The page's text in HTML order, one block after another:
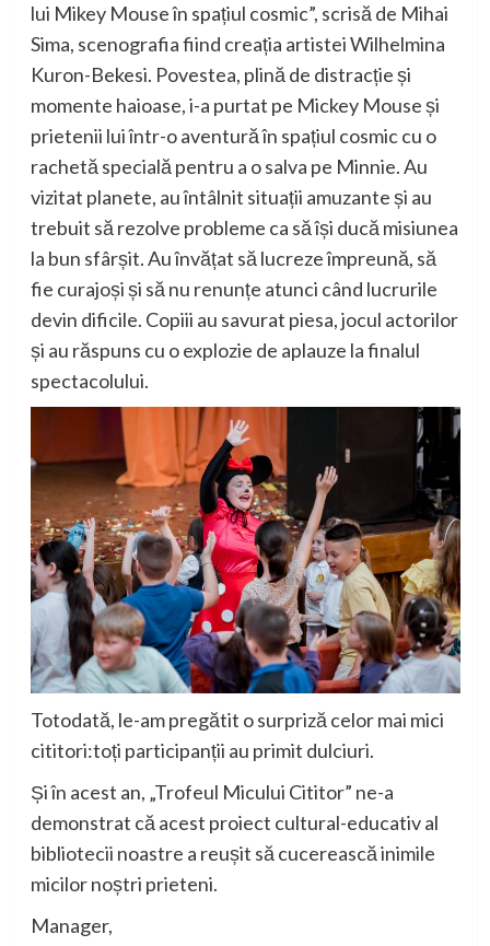
lui Mikey Mouse în spațiul cosmic”, scrisă de Mihai
Sima, scenografia fiind creația artistei Wilhelmina
Kuron-Bekesi. Povestea, plină de distracție și
momente haioase, i-a purtat pe Mickey Mouse și
prietenii lui într-o aventură în spațiul cosmic cu o
rachetă specială pentru a o salva pe Minnie. Au
vizitat planete, au întâlnit situații amuzante și au
trebuit să rezolve probleme ca să își ducă misiunea
la bun sfârșit. Au învățat să lucreze împreună, să
fie curajoși și să nu renunțe atunci când lucrurile
devin dificile. Copiii au savurat piesa, jocul actorilor
și au răspuns cu o explozie de aplauze la finalul
spectacolului.
Totodată, le-am pregătit o surpriză celor mai mici
cititori:toți participanții au primit dulciuri.
Și în acest an, „Trofeul Micului Cititor” ne-a
demonstrat că acest proiect cultural-educativ al
bibliotecii noastre a reușit să cucerească inimile
micilor noștri prieteni.
Manager,